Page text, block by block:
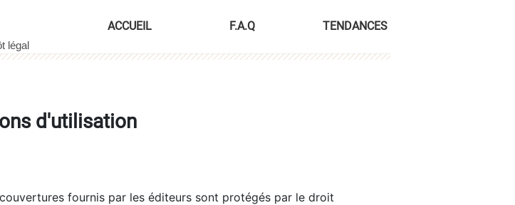
ACCUEIL F.A.Q TENDANCES
d'utilisation
fournis par les éditeurs sont protégés par le droit